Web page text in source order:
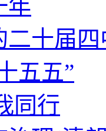
年
二十届
五五”
同行